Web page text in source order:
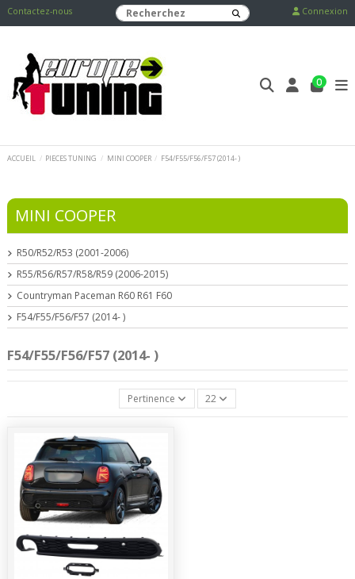
Contactez-nous Connexion
0
ACCUEIL PIECES TUNING MINI COOPER F54/F55/F56/F57 (2014- )
F54/F55/F56/F57 (2014- )
Pertinence 22
MINI COOPER
R50/R52/R53 (2001-2006)
R55/R56/R57/R58/R59 (2006-2015)
Countryman Paceman R60 R61 F60
F54/F55/F56/F57 (2014- )